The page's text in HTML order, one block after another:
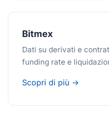
Bitmex
Dati su derivati e
funding rate e
Scopri di più →